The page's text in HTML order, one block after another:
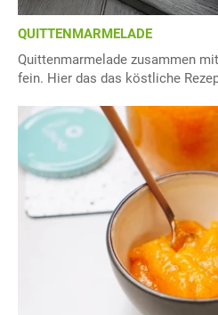
QUITTENMARMELADE
Quittenmarmelade zusammen
fein. Hier das das köstliche